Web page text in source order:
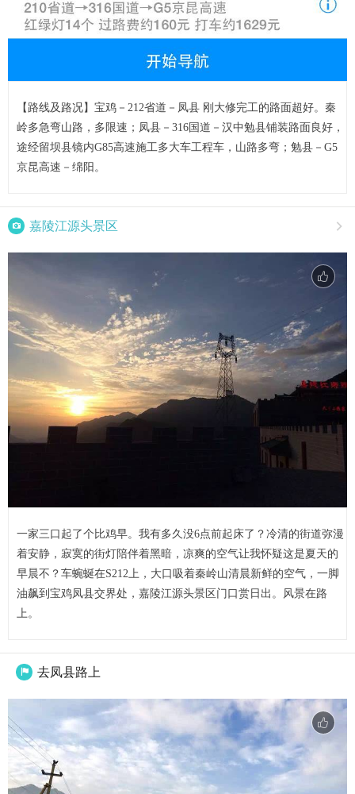
【路线及路况】宝鸡－212省道－凤县 刚大修完工的路面超好。秦
岭多急弯山路，多限速；凤县－316国道－汉中勉县铺装路面良好，
途经留坝县镜内G85高速施工多大车工程车，山路多弯；勉县－G5
京昆高速－绵阳。
 嘉陵江源头景区 
一家三口起了个比鸡早。我有多久没6点前起床了？冷清的街道弥漫
着安静，寂寞的街灯陪伴着黑暗，凉爽的空气让我怀疑这是夏天的
早晨不？车蜿蜒在S212上，大口吸着秦岭山清晨新鲜的空气，一脚
油飙到宝鸡凤县交界处，嘉陵江源头景区门口赏日出。风景在路
上。
 去凤县路上